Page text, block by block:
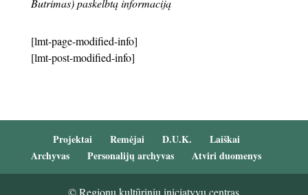
Butrimas) paskelbtą informaciją
[lmt-page-modified-info]
[lmt-post-modified-info]
Projektai Remėjai D.U.K.
Laiškai
Archyvas
Personalijų archyvas Atviri duomenys
© Regionų kultūrinių iniciatyvų centras